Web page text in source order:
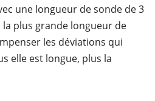
une longueur de sonde de 3
plus grande longueur de
les déviations qui
elle est longue, plus la